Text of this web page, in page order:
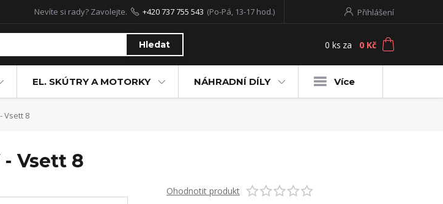
Přihlášení
Hledat
Nevíte si rady? Zavolejte. +420 737 755 543 (Po-Pá, 13-17 hod.)
0 ks za 0 Kč
EL. SKÚTRY A MOTORKY NÁHRADNÍ DÍLY Více
Vsett 8
Vsett 8
Ohodnotit produkt